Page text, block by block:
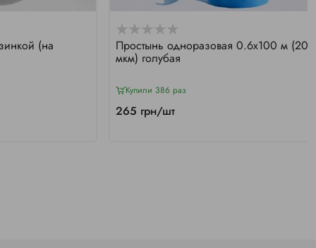
(на Простынь одноразовая 0.6х100 м (20
мкм) голубая
Купили 386 раз
265 грн/шт